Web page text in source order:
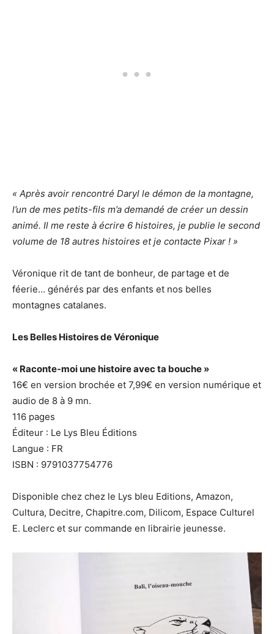
« Après avoir rencontré Daryl le démon de la montagne,
l’un de mes petits-fils m’a demandé de créer un dessin
animé. Il me reste à écrire 6 histoires, je publie le second
volume de 18 autres histoires et je contacte Pixar ! »
Véronique rit de tant de bonheur, de partage et de
féerie… générés par des enfants et nos belles
montagnes catalanes.
Les Belles Histoires de Véronique
« Raconte-moi une histoire avec ta bouche »
16€ en version brochée et 7,99€ en version numérique et
audio de 8 à 9 mn.
116 pages
Éditeur : Le Lys Bleu Éditions
Langue : FR
ISBN : 9791037754776
Disponible chez chez le Lys bleu Editions, Amazon,
Cultura, Decitre, Chapitre.com, Dilicom, Espace Culturel
E. Leclerc et sur commande en librairie jeunesse.